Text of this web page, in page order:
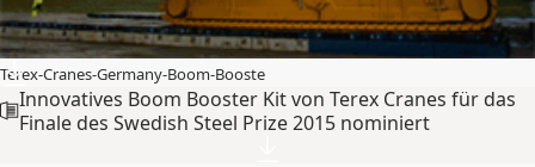
Terex-Cranes-Germany-Boom-Booste
Innovatives Boom Booster Kit von Terex Cranes für das
Finale des Swedish Steel Prize 2015 nominiert